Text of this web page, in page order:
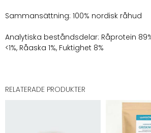
Sammansättning: 100% nordisk råhud
Analytiska beståndsdelar: Råprotein
<1%, Råaska 1%, Fuktighet 8%
RELATERADE PRODUKTER